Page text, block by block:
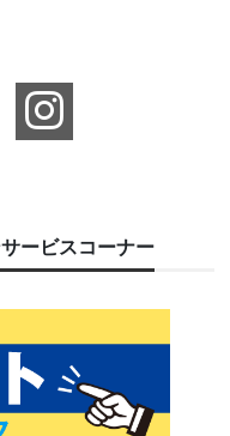
ービスコーナー